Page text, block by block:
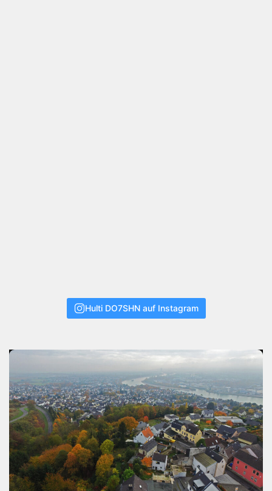
Hulti DO7SHN auf Instagram